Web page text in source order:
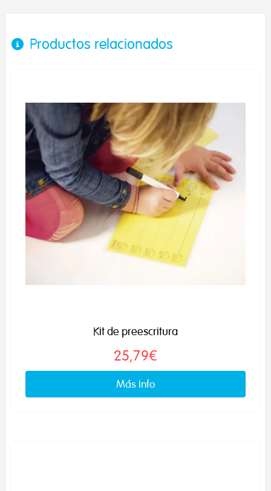
Productos relacionados
Kit de preescritura
25,79€
Más info